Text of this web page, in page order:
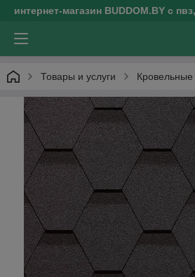
интернет-магазин BUDDOM.BY с
Товары и услуги